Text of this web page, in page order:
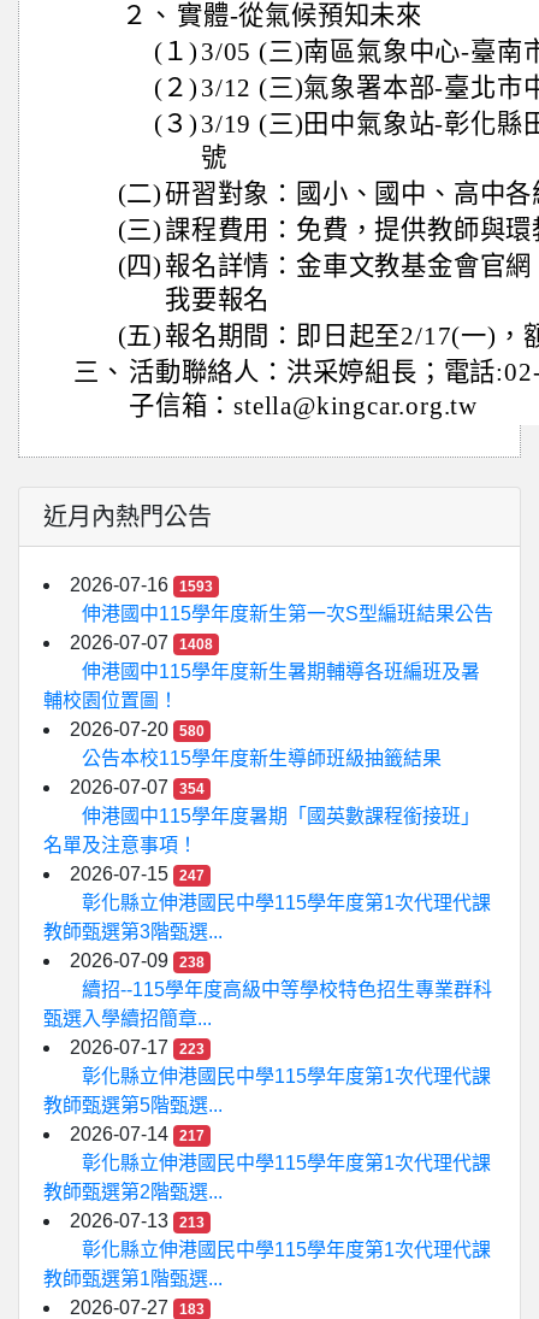
２、 實體-從氣候預知未來
(１) 3/05 (三)南區氣象中心-臺南
(２) 3/12 (三)氣象署本部-臺北市
(３) 3/19 (三)田中氣象站-彰化縣
號
(二)研習對象：國小、國中、高中
(三)課程費用：免費，提供教師與
(四) 報名詳情：金車文教基金會官
我要報名
(五) 報名期間：即日起至2/17(一)，
三、 活動聯絡人：洪采婷組長；電話
子信箱：stella@kingcar.org.tw
近月內熱門公告
2026-07-16 1593
伸港國中115學年度新生第一次S型編班結果公告
2026-07-07
1408
伸港國中115學年度新生暑期輔導各班編班及暑
輔校園位置圖！
2026-07-20
580
公告本校115學年度新生導師班級抽籤結果
2026-07-07
354
伸港國中115學年度暑期「國英數課程銜接班」
名單及注意事項！
2026-07-15
247
彰化縣立伸港國民中學115學年度第1次代理代課
教師甄選第3階甄選...
2026-07-09
238
續招--115學年度高級中等學校特色招生專業群科
甄選入學續招簡章...
2026-07-17
223
彰化縣立伸港國民中學115學年度第1次代理代課
教師甄選第5階甄選...
2026-07-14
217
彰化縣立伸港國民中學115學年度第1次代理代課
教師甄選第2階甄選...
2026-07-13
213
彰化縣立伸港國民中學115學年度第1次代理代課
教師甄選第1階甄選...
2026-07-27
183